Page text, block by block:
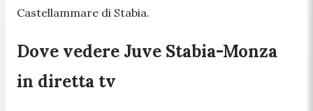
Castellammare di Stabia.
Dove vedere Juve Stabia-Monza
in diretta tv